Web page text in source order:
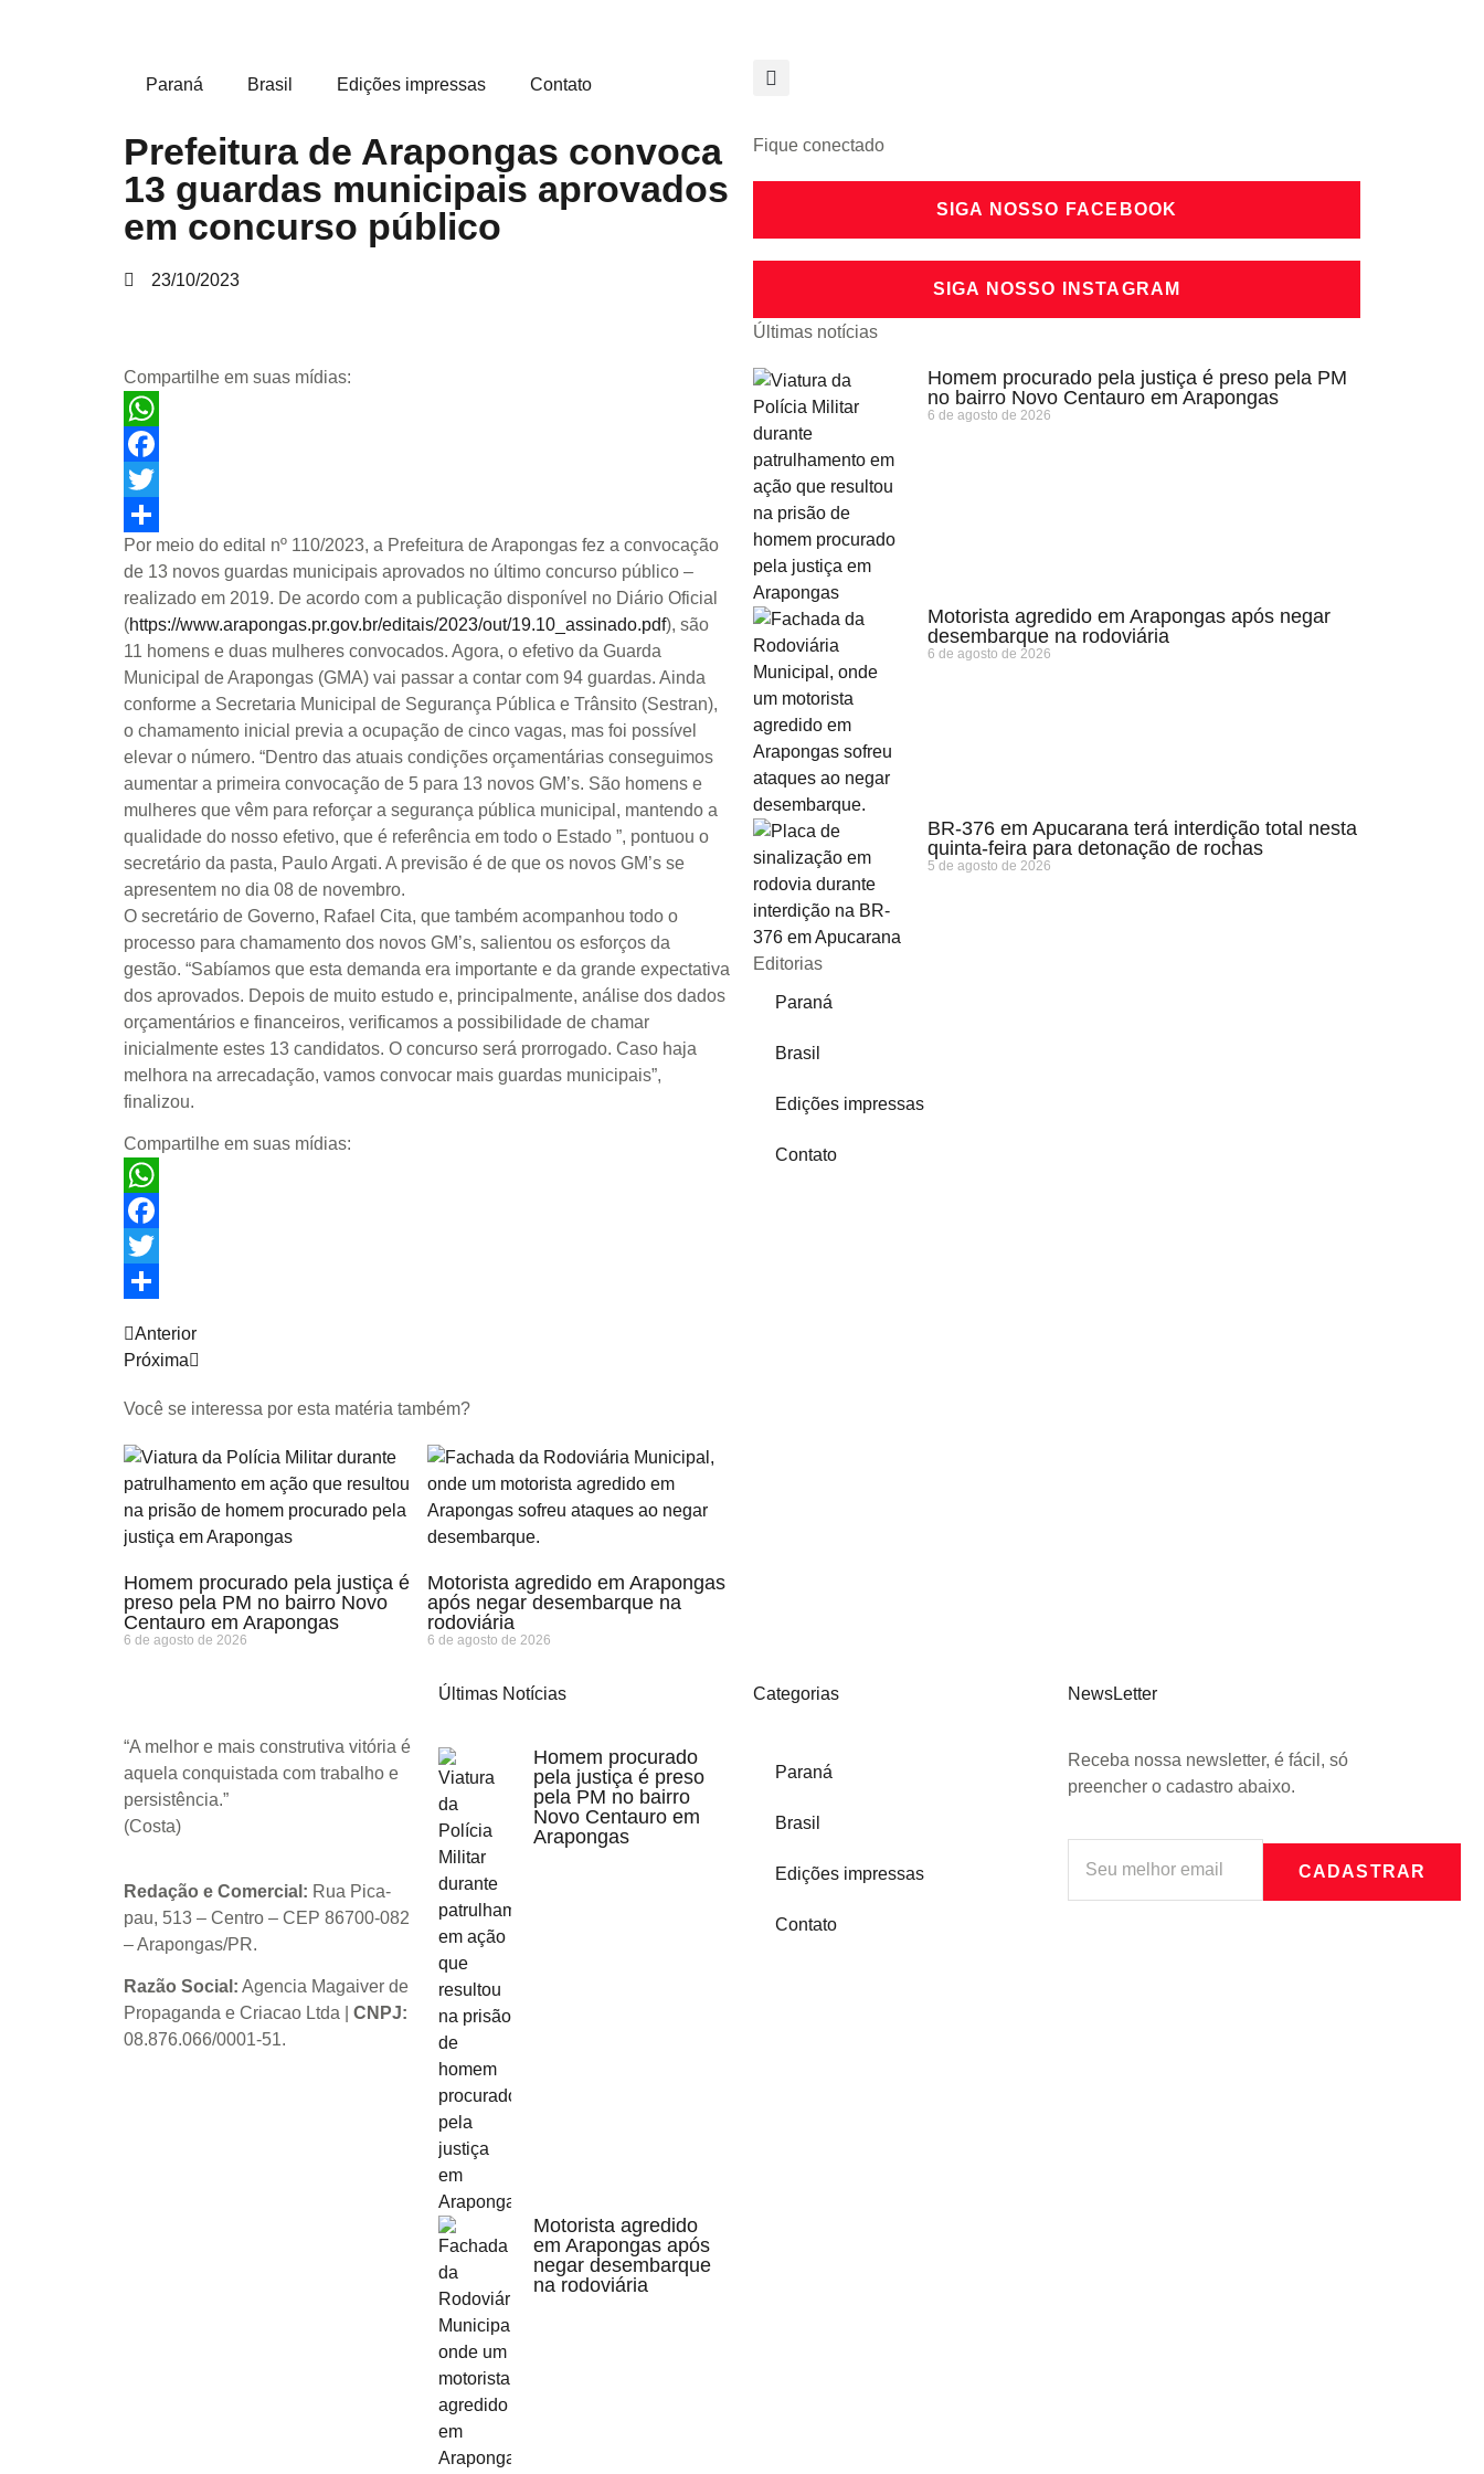
Paraná Brasil Edições impressas Contato
Prefeitura de Arapongas convoca
13 guardas municipais aprovados
em concurso público
23/10/2023
Compartilhe em suas mídias:
WhatsApp
Facebook
Twitter
Share
Por meio do edital nº 110/2023, a Prefeitura de Arapongas fez a convocação
de 13 novos guardas municipais aprovados no último concurso público –
realizado em 2019. De acordo com a publicação disponível no Diário Oficial
(https://www.arapongas.pr.gov.br/editais/2023/out/19.10_assinado.pdf), são
11 homens e duas mulheres convocados. Agora, o efetivo da Guarda
Municipal de Arapongas (GMA) vai passar a contar com 94 guardas. Ainda
conforme a Secretaria Municipal de Segurança Pública e Trânsito (Sestran),
o chamamento inicial previa a ocupação de cinco vagas, mas foi possível
elevar o número. “Dentro das atuais condições orçamentárias conseguimos
aumentar a primeira convocação de 5 para 13 novos GM’s. São homens e
mulheres que vêm para reforçar a segurança pública municipal, mantendo a
qualidade do nosso efetivo, que é referência em todo o Estado ”, pontuou o
secretário da pasta, Paulo Argati. A previsão é de que os novos GM’s se
apresentem no dia 08 de novembro.
O secretário de Governo, Rafael Cita, que também acompanhou todo o
processo para chamamento dos novos GM’s, salientou os esforços da
gestão. “Sabíamos que esta demanda era importante e da grande expectativa
dos aprovados. Depois de muito estudo e, principalmente, análise dos dados
orçamentários e financeiros, verificamos a possibilidade de chamar
inicialmente estes 13 candidatos. O concurso será prorrogado. Caso haja
melhora na arrecadação, vamos convocar mais guardas municipais”,
finalizou.
Compartilhe em suas mídias:
WhatsApp
Facebook
Twitter
Anterior
Próxima
Você se interessa por esta matéria também?
Homem procurado pela justiça é
preso pela PM no bairro Novo
Centauro em Arapongas
6 de agosto de 2026
Motorista agredido em Arapongas
após negar desembarque na
rodoviária
6 de agosto de 2026
Fique conectado
SIGA NOSSO FACEBOOK
SIGA NOSSO INSTAGRAM
Últimas notícias
Homem procurado pela justiça é preso pela PM
no bairro Novo Centauro em Arapongas
6 de agosto de 2026
Motorista agredido em Arapongas após negar
desembarque na rodoviária
6 de agosto de 2026
BR-376 em Apucarana terá interdição total nesta
quinta-feira para detonação de rochas
5 de agosto de 2026
Editorias
Paraná
Brasil
Edições impressas
Contato
“A melhor e mais construtiva vitória é
aquela conquistada com trabalho e
persistência.”
(Costa)
Redação e Comercial: Rua Pica-
pau, 513 – Centro – CEP 86700-082
– Arapongas/PR.
Razão Social: Agencia Magaiver de
Propaganda e Criacao Ltda
CNPJ:
08.876.066/0001-51.
Últimas Notícias
Homem procurado
pela justiça é preso
pela PM no bairro
Novo Centauro em
Arapongas
Motorista agredido
em Arapongas após
negar desembarque
na rodoviária
Categorias
Paraná
Brasil
Edições impressas
Contato
NewsLetter
Receba nossa newsletter, é fácil, só
preencher o cadastro abaixo.
CADASTRAR